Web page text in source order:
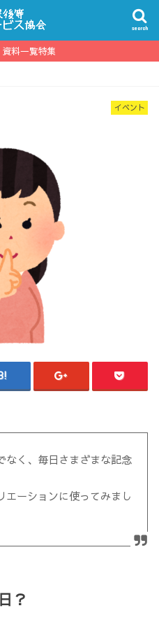
search
料一覧特集
イベント
なく、毎日さまざまな記念
エーションに使ってみまし
？